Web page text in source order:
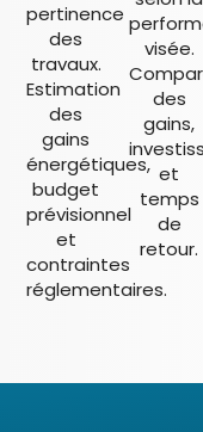
pertinence
des
travaux.
Estimation
des
gains
énergétiques,
budget
prévisionnel
et
contraintes
réglementaires.
visée.
des
gains,
et
temps
de
retour.